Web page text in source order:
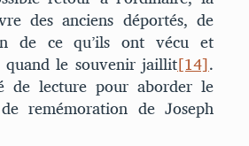
des anciens déportés, de
de ce qu’ils ont vécu et
le souvenir jaillit[14].
de lecture pour aborder le
remémoration de Joseph